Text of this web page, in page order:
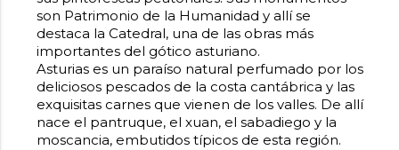
son Patrimonio de la Humanidad y allí se
destaca la Catedral, una de las obras más
importantes del gótico asturiano.
Asturias es un paraíso natural perfumado por los
deliciosos pescados de la costa cantábrica y las
exquisitas carnes que vienen de los valles. De allí
nace el pantruque, el xuan, el sabadiego y la
moscancia, embutidos típicos de esta región.